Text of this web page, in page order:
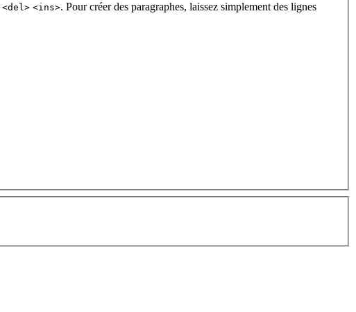
<del> <ins>. Pour créer des paragraphes, laissez simplement des lignes